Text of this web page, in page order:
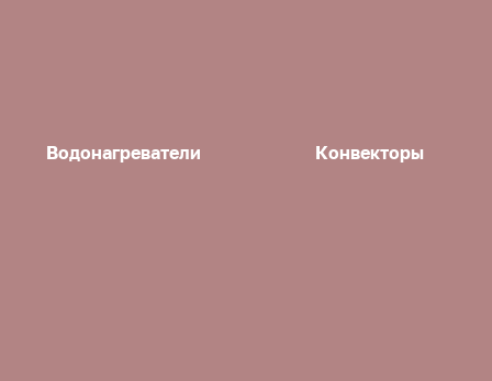
Водонагреватели Конвекторы